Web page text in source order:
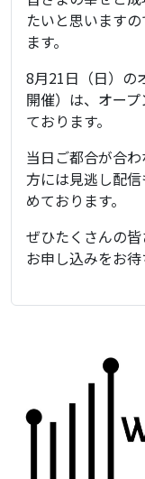
たいと思います
ます。
8月21日（日）の
開催）は、オー
ております。
当日ご都合が合
方には見逃し配
めております。
ぜひたくさんの
お申し込みをお待